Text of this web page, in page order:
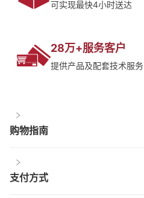
可实现最快4小时送达
28万+服务客户
提供产品及配套技术服务
购物指南
支付方式